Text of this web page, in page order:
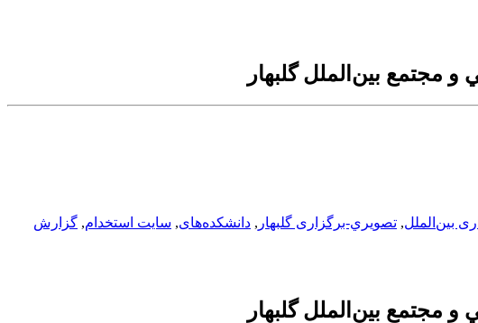
بین‌الملل گلبهار
بین‌الملل, تصويري-برگزاری گلبهار , دانشکده‌های, سایت استخدام, گزارش
بین‌الملل گلبهار